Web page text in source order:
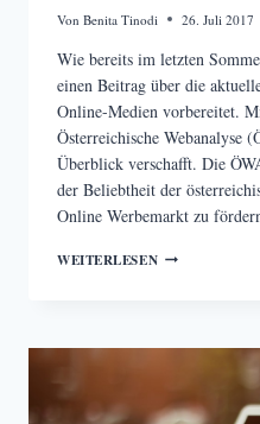
Von Benita Tinodi 26. Juli 2017
Wie bereits im letzten
einen Beitrag über die
Online-Medien vorbereitet.
Österreichische Webanalyse
Überblick verschafft. Die
der Beliebtheit der
Online Werbemarkt zu
WEITERLESENRANKING